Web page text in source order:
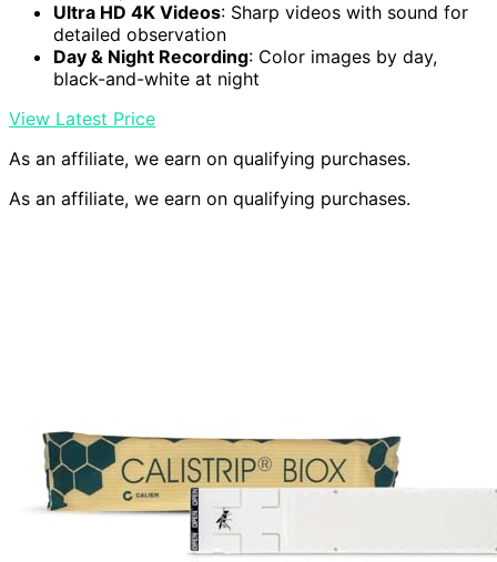
Ultra HD 4K Videos: Sharp videos with sound for
detailed observation
Day & Night Recording: Color images by day,
black-and-white at night
View Latest Price
As an affiliate, we earn on qualifying purchases.
As an affiliate, we earn on qualifying purchases.